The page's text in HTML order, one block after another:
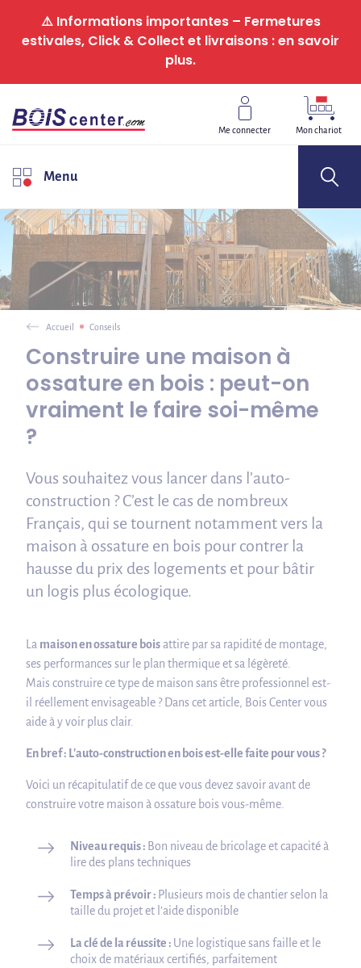
⚠️ Informations importantes – Fermetures
estivales, Click & Collect et livraisons : en savoir
plus.
Me connecter Mon chariot
Menu
Accueil Conseils
Construire une maison à
ossature en bois : peut-on
vraiment le faire soi-même
?
Vous souhaitez vous lancer dans l’auto-
construction ? C’est le cas de nombreux
Français, qui se tournent notamment vers la
maison à ossature en bois pour contrer la
hausse du prix des logements et pour bâtir
un logis plus écologique.
La maison en ossature boisattire par sa rapidité de montage,
ses performances sur le plan thermique et sa légèreté.
Mais construire ce type de maison sans être professionnel est-
il réellement envisageable ? Dans cet article, Bois Center vous
aide à y voir plus clair.
En bref : L'auto-construction en bois est-elle faite pour vous ?
Voici un récapitulatif de ce que vous devez savoir avant de
construire votre maison à ossature bois vous-même.
Niveau requis : Bon niveau de bricolage et capacité à
lire des plans techniques
Temps à prévoir : Plusieurs mois de chantier selon la
taille du projet et l’aide disponible
La clé de la réussite : Une logistique sans faille et le
choix de matériaux certifiés, parfaitement